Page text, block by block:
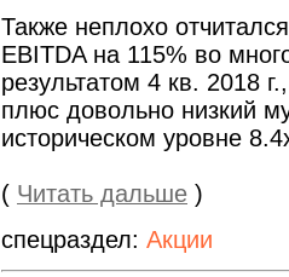
Также неплохо
EBITDA на 115% во
результатом 4 кв. 2018
плюс довольно низкий
историческом уровне
( Читать дальше )
спецраздел: Акции